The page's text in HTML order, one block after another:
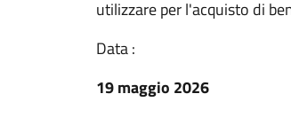
utilizzare per l'acquisto di
Data :
19 maggio 2026